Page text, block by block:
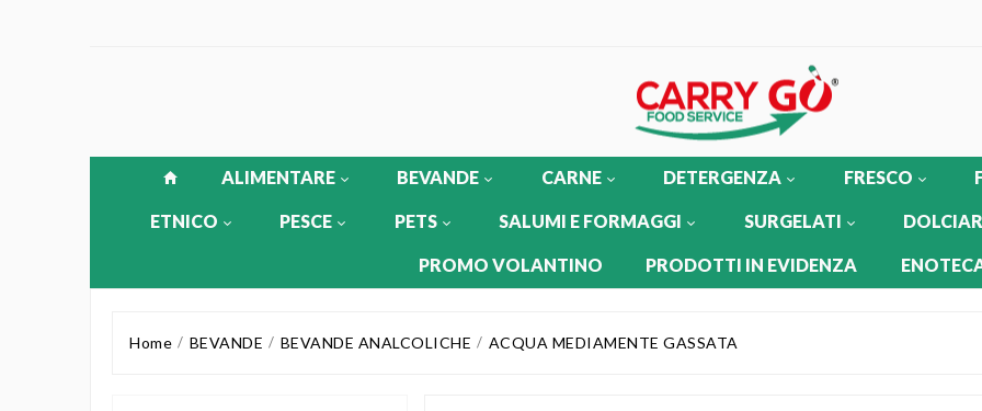
ALIMENTARE BEVANDE CARNE DETERGENZA FRESCO
ETNICO PESCE PETS SALUMI E FORMAGGI SURGELATI
PROMO VOLANTINO PRODOTTI IN EVIDENZA
Home BEVANDE BEVANDE ANALCOLICHE ACQUA MEDIAMENTE GASSATA